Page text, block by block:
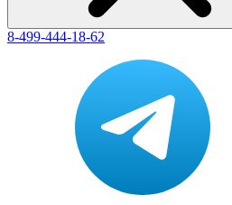
8-499-444-18-62